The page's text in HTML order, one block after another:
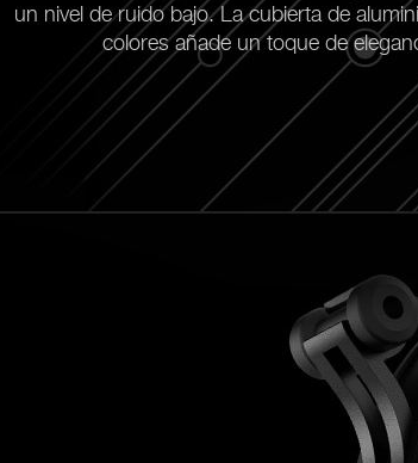
un nivel de ruido bajo. La cubierta de
colores añade un toque de